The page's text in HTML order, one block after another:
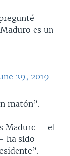
es un
29, 2019
matón”.
Maduro —el
ha sido